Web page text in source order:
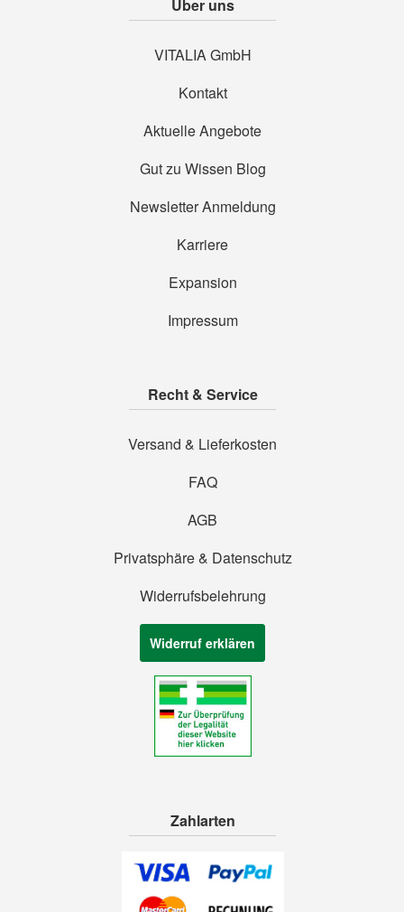
Über uns
VITALIA GmbH
Kontakt
Aktuelle Angebote
Gut zu Wissen Blog
Newsletter Anmeldung
Karriere
Expansion
Impressum
Recht & Service
Versand & Lieferkosten
FAQ
AGB
Privatsphäre & Datenschutz
Widerrufsbelehrung
Widerruf erklären
Zahlarten